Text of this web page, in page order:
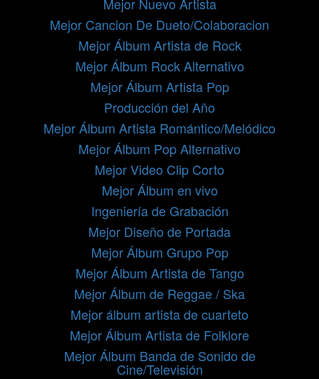
Mejor Cancion De Dueto/Colaboracion
Mejor Álbum Artista de Rock
Mejor Álbum Rock Alternativo
Mejor Álbum Artista Pop
Producción del Año
Mejor Álbum Artista Romántico/Melódico
Mejor Álbum Pop Alternativo
Mejor Video Clip Corto
Mejor Álbum en vivo
Ingeniería de Grabación
Mejor Diseño de Portada
Mejor Álbum Grupo Pop
Mejor Álbum Artista de Tango
Mejor Álbum de Reggae / Ska
Mejor álbum artista de cuarteto
Mejor Álbum Artista de Folklore
Mejor Álbum Banda de Sonido de
Cine/Televisión